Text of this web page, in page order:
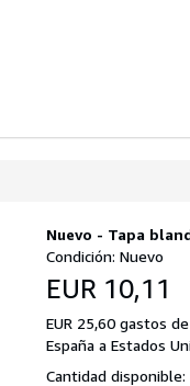
Nuevo - Tapa
Condición: Nuevo
EUR 10,11
EUR 25,60 gastos
España a Estados
Cantidad